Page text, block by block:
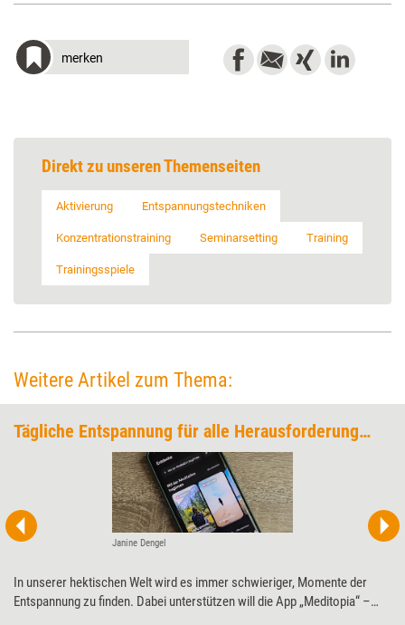
merken
Direkt zu unseren Themenseiten
Aktivierung Entspannungstechniken
Konzentrationstraining Seminarsetting Training
Trainingsspiele
Weitere Artikel zum Thema:
Tägliche Entspannung für alle Herausforderungen
Janine Dengel
In unserer hektischen Welt wird es immer schwieriger, Momente der
Entspannung zu finden. Dabei unterstützen will die App „Meditopia“ –